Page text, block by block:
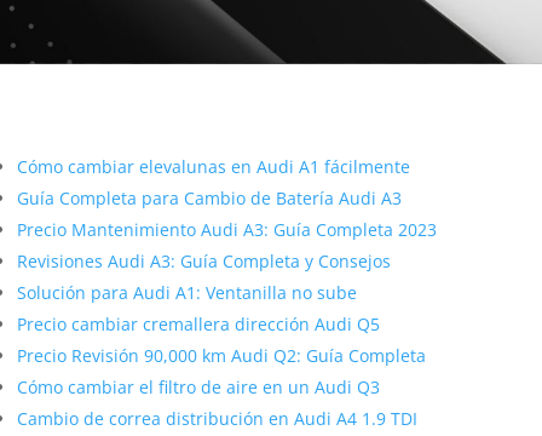
Cómo cambiar elevalunas en Audi A1 fácilmente
Guía Completa para Cambio de Batería Audi A3
Precio Mantenimiento Audi A3: Guía Completa 2023
Revisiones Audi A3: Guía Completa y Consejos
Solución para Audi A1: Ventanilla no sube
Precio cambiar cremallera dirección Audi Q5
Precio Revisión 90,000 km Audi Q2: Guía Completa
Cómo cambiar el filtro de aire en un Audi Q3
Cambio de correa distribución en Audi A4 1.9 TDI